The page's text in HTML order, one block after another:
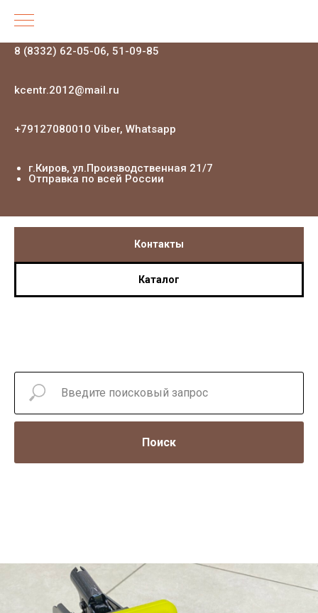
8 (8332) 62-05-06, 51-09-85
kcentr.2012@mail.ru
+79127080010 Viber, Whatsapp
г.Киров, ул.Производственная 21/7
Отправка по всей России
Контакты
Каталог
Поиск